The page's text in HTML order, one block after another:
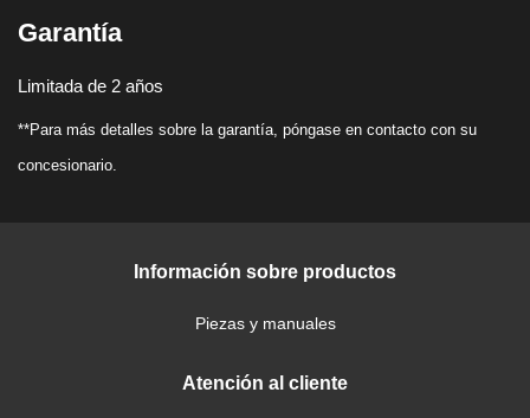
Garantía
Limitada de 2 años
**Para más detalles sobre la garantía, póngase en contacto con su
concesionario.
Información sobre productos
Piezas y manuales
Atención al cliente